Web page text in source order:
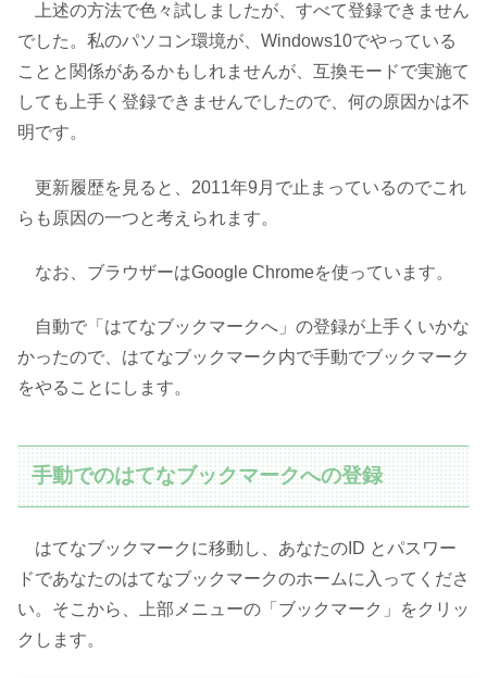
上述の方法で色々試しましたが、すべて登録できません
でした。私のパソコン環境が、Windows10でやっている
ことと関係があるかもしれませんが、互換モードで実施て
しても上手く登録できませんでしたので、何の原因かは不
明です。
更新履歴を見ると、2011年9月で止まっているのでこれ
らも原因の一つと考えられます。
なお、ブラウザーはGoogle Chromeを使っています。
自動で「はてなブックマークへ」の登録が上手くいかな
かったので、はてなブックマーク内で手動でブックマーク
をやることにします。
手動でのはてなブックマークへの登録
はてなブックマークに移動し、あなたのID とパスワー
ドであなたのはてなブックマークのホームに入ってくださ
い。そこから、上部メニューの「ブックマーク」をクリッ
クします。